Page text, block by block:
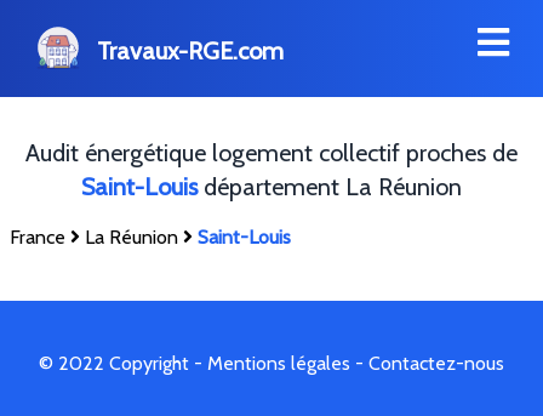
Travaux-RGE.com
Audit énergétique logement collectif proches de
Saint-Louisdépartement La Réunion
France La Réunion Saint-Louis
© 2022 Copyright - Mentions légales - Contactez-nous